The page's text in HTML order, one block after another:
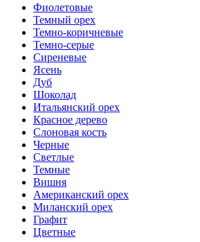
Фиолетовые
Темный орех
Темно-коричневые
Темно-серые
Сиреневые
Ясень
Дуб
Шоколад
Итальянский орех
Красное дерево
Слоновая кость
Черные
Светлые
Темные
Вишня
Американский орех
Миланский орех
Графит
Цветные